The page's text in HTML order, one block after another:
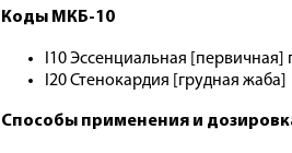
Коды МКБ-10
I10 Эссенциальная [первичная]
I20 Стенокардия [грудная жаба]
Способы применения и